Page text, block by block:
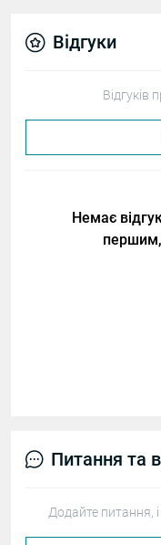
Відгуки
Відгуків
Немає
першим,
Питання та
Додайте питання,